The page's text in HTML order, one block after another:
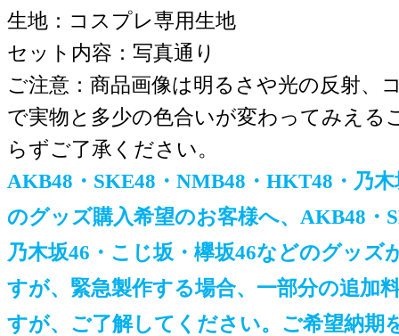
生地：コスプレ専用生地
セット内容：写真通り
ご注意：商品画像は明るさや光の反射、
で実物と多少の色合いが変わってみえる
らずご了承ください。
AKB48・SKE48・NMB48・HKT48・乃
のグッズ購入希望のお客様へ、AKB48・
乃木坂46・こじ坂・欅坂46などのグッ
すが、緊急製作する場合、一部分の追加
すが、ご了解してください。ご希望納期